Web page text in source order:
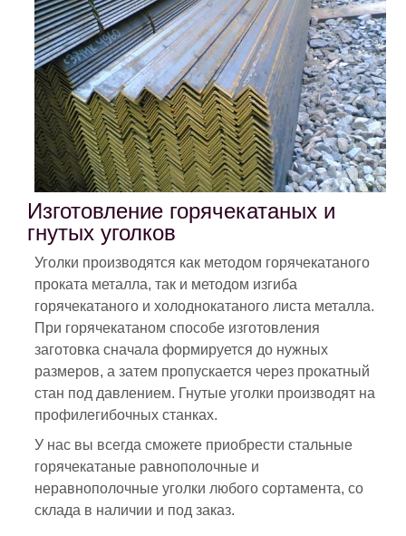
Изготовление горячекатаных и
гнутых уголков
Уголки производятся как методом горячекатаного
проката металла, так и методом изгиба
горячекатаного и холоднокатаного листа металла.
При горячекатаном способе изготовления
заготовка сначала формируется до нужных
размеров, а затем пропускается через прокатный
стан под давлением. Гнутые уголки производят на
профилегибочных станках.
У нас вы всегда сможете приобрести стальные
горячекатаные равнополочные и
неравнополочные уголки любого сортамента, со
склада в наличии и под заказ.